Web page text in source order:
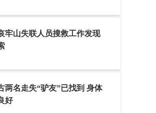
牢山失联人员搜救工作发现
两名走失“驴友”已找到 身体
好